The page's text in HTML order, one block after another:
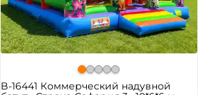
B-16441 Коммерческий надувной